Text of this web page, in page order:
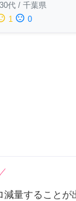
30代 / 千葉県
1 sentiment_dissatisfied 0
減量することが